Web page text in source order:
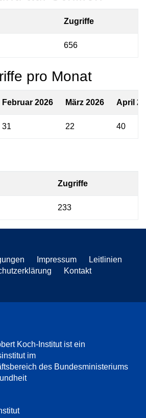
Zugriffe
656
pro Monat
Februar 2026 März 2026 April
31 22 40
Zugriffe
233
Impressum
Leitlinien
Kontakt
Koch-Institut ist ein
im
des Bundesministeriums